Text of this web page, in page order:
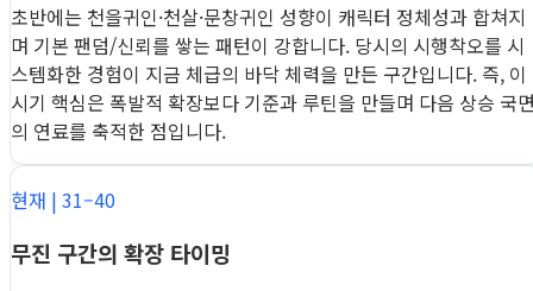
초반에는 천을귀인·천살·문창귀인 성향이 캐릭터 정체성과 합쳐지
며 기본 팬덤/신뢰를 쌓는 패턴이 강합니다. 당시의 시행착오를 시
스템화한 경험이 지금 체급의 바닥 체력을 만든 구간입니다. 즉, 이
시기 핵심은 폭발적 확장보다 기준과 루틴을 만들며 다음 상승 국
의 연료를 축적한 점입니다.
현재 | 31–40
무진 구간의 확장 타이밍